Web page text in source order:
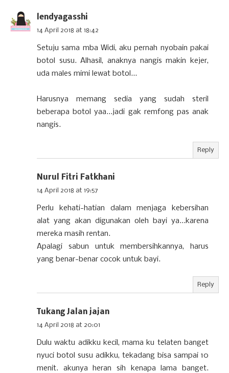
lendyagasshi
14 April 2018 at 18:42
Setuju sama mba Widi, aku pernah nyobain pakai
botol susu. Alhasil, anaknya nangis makin kejer,
uda males mimi lewat botol...
Harusnya memang sedia yang sudah steril
beberapa botol yaa...jadi gak remfong pas anak
nangis.
Reply
Nurul Fitri Fatkhani
14 April 2018 at 19:57
Perlu kehati-hatian dalam menjaga kebersihan
alat yang akan digunakan oleh bayi ya...karena
mereka masih rentan.
Apalagi sabun untuk membersihkannya, harus
yang benar-benar cocok untuk bayi.
Reply
Tukang Jalan jajan
14 April 2018 at 20:01
Dulu waktu adikku kecil, mama ku telaten banget
nyuci botol susu adikku, tekadang bisa sampai 10
menit. akunya heran sih kenapa lama banget.